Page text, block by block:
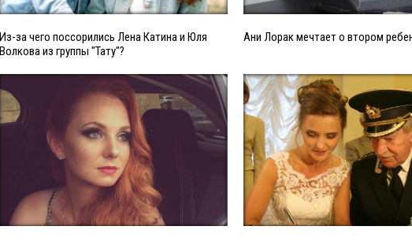
Из-за чего поссорились Лена Катина и Юля
Волкова из группы "Тату"?
Ани Лорак мечтает о втором